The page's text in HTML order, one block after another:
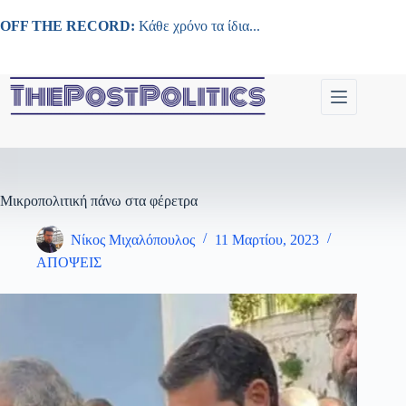
στο
OFF THE RECORD: Κάθε χρόνο τα ίδια...
Μικροπολιτική πάνω στα φέρετρα
Νίκος Μιχαλόπουλος
11 Μαρτίου, 2023
ΑΠΟΨΕΙΣ